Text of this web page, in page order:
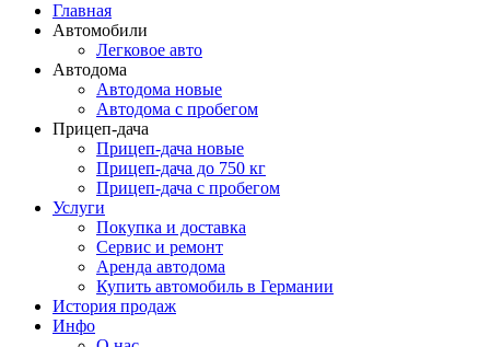
Главная
Автомобили
Легковое авто
Автодома
Автодома новые
Автодома с пробегом
Прицеп-дача
Прицеп-дача новые
Прицеп-дача до 750 кг
Прицеп-дача с пробегом
Услуги
Покупка и доставка
Сервис и ремонт
Аренда автодома
Купить автомобиль в Германии
История продаж
Инфо